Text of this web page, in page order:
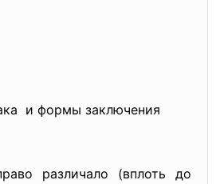
и формы заключения
различало (вплоть до